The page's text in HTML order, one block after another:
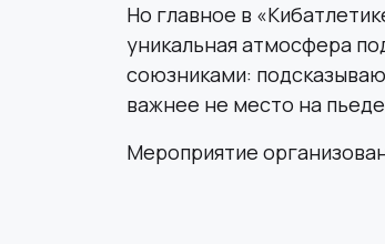
Но главное в
уникальная атмосфера
союзниками:
важнее не место на
Мероприятие